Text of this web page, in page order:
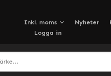
Nyheter
Logga in